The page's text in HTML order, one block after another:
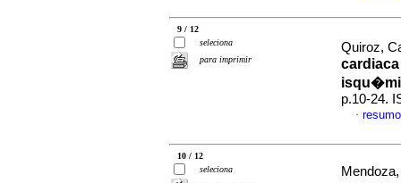
9 / 12
seleciona
para imprimir
Quiroz,
p.10-24.
·
10 / 12
seleciona